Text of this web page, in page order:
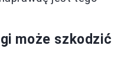
może szkodzić